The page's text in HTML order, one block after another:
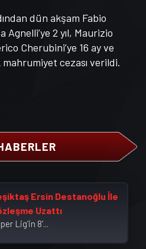
dün akşam Fabio
Agnelli’ye 2 yıl, Maurizio
Cherubini’ye 16 ay ve
mahrumiyet cezası verildi.
Ersin Destanoğlu İle
Uzattı
Lig’in 8’...